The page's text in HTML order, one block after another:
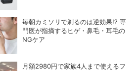
毎朝カミソリで剃るのは逆効果!? 専
門医が指摘するヒゲ・鼻毛・耳毛の
NGケア
月額2980円で家族4人まで使えるフ